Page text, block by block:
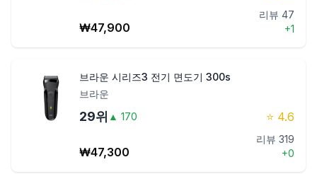
₩47,900
리뷰 47
+1
브라운 시리즈3 전기 면도기 300s
브라운
29위 ▲ 170 ⭐ 4.6
₩47,300
리뷰 319
+0